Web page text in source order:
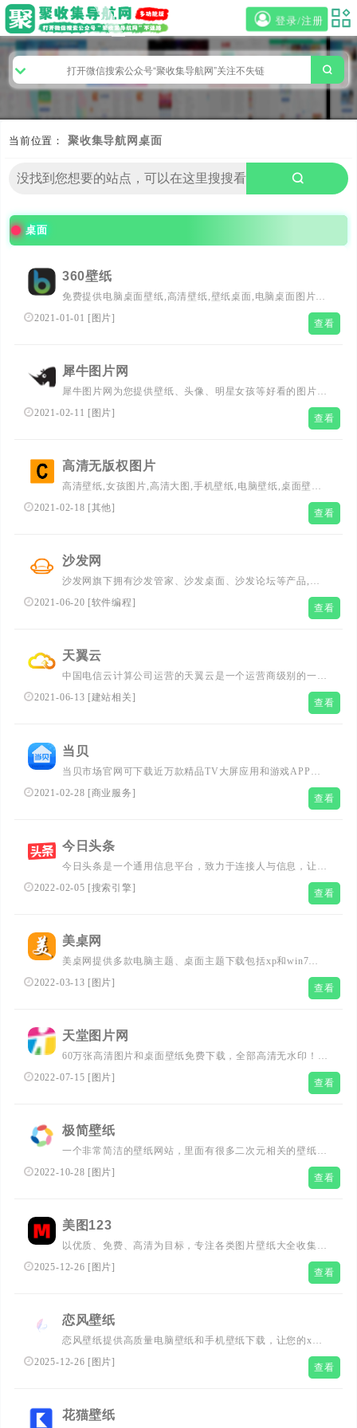
登录/注册
当前位置： 聚收集导航网 桌面
桌面
360壁纸
免费提供电脑桌面壁纸,高清壁纸,壁纸桌面,电脑桌面图片，
包括风景,动态,非主流,女孩,可爱,3d,唯美,卡通,动漫,宽屏等
精美桌面壁纸，由壁纸图片大全网站提供给大家下载使用。
2021-01-01 [ 图片] 查看
犀牛图片网
犀牛图片网为您提供壁纸、头像、明星女孩等好看的图片和
视频。包括各种好看的手机和桌面壁纸图，个性头像图片，
2021-02-11 [ 图片] 查看
高清无版权图片
高清壁纸,女孩图片,高清大图,手机壁纸,电脑壁纸,桌面壁纸,
封面图片,欧美图片,小清新图片,好看的图片,风景图片,免费,
免费图片,高清,高清图片,商用,图片,素材,设计,下载,CC0,无
2021-02-18 [其他] 查看
沙发网
沙发网旗下拥有沙发管家、沙发桌面、沙发论坛等产品,致
力于为智能电视/盒子用户提供优志的TV应用,活跃的交流社
区以及权威的智能电视产品评测。让您客厅的智能电视或者
2021-06-20 [软件编程] 查看
天翼云
中国电信云计算公司运营的天翼云是一个运营商级别的一站
式信息服务门户，云计算产品主要包含云主机、云服务器、
云存储、对象存储、CDN、内容分发、大数据、云桌面、
2021-06-13 [建站相关] 查看
当贝
当贝市场官网可下载近万款精品TV大屏应用和游戏APP，
为智能电视、投影仪和盒子量身打造。当贝影视、当贝音
乐、当贝教育、当贝投影、当贝盒子、当贝桌面、当贝OS
2021-02-28 [商业服务] 查看
今日头条
今日头条是一个通用信息平台，致力于连接人与信息，让优
志丰富的信息得到高效精准的分发，促使信息创造价值
2022-02-05 [搜索引擎] 查看
美桌网
美桌网提供多款电脑主题、桌面主题下载包括xp和win7电
脑主题，还有电脑桌面壁纸都是高清桌面壁纸，是美化您的
2022-03-13 [图片] 查看
天堂图片网
60万张高清图片和桌面壁纸免费下载，全部高清无水印！内
容涵盖风景图片、动物图片、唯美图片、鲜花图片、家居图
片、设计素材、电脑壁纸、动漫壁纸、电影壁纸、明星壁
2022-07-15 [图片] 查看
极简壁纸
一个非常简洁的壁纸网站，里面有很多二次元相关的壁纸，
尺寸、场景都可以自己选，下载同样不需要注册登录，直接
2022-10-28 [图片] 查看
美图123
以优质、免费、高清为目标，专注​​各类图片壁纸大全收集整
理，与大家分享推荐方便收藏​。​涵盖手机锁屏电脑桌面壁纸​
、QQ微信头像与聊天背景图片​、Mac壁纸，2K壁纸，4K壁
2025-12-26 [ 图片] 查看
恋风壁纸
恋风壁纸提供高质量电脑壁纸和手机壁纸下载，让您的x与
众不同。免费壁纸，高清壁纸，美丽图片。
2025-12-26 [ 图片] 查看
花猫壁纸